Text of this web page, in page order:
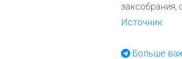
Источник
Больше